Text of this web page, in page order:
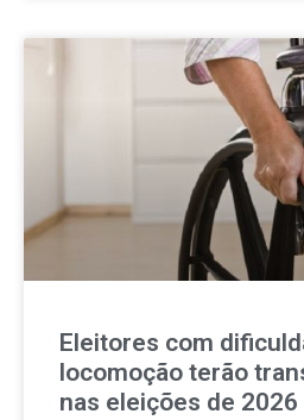
Eleitores com
locomoção terão
nas eleições de 2026